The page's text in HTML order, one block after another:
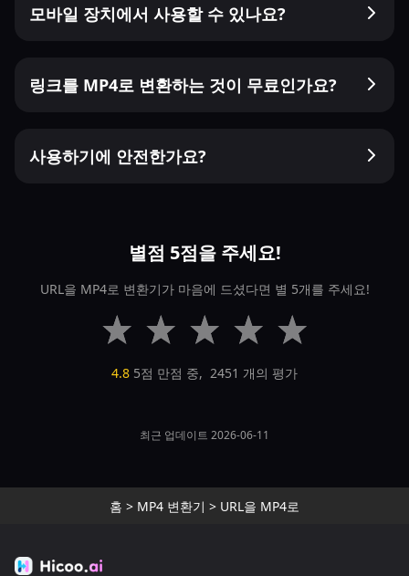
모바일 장치에서 사용할 수 있나요?
링크를 MP4로 변환하는 것이 무료인가요?
사용하기에 안전한가요?
별점 5점을 주세요!
URL을 MP4로 변환기가 마음에 드셨다면 별 5개를 주세요!
4.8 5점 만점 중, 2451 개의 평가
최근 업데이트 2026-06-11
홈 > MP4 변환기 > URL을 MP4로